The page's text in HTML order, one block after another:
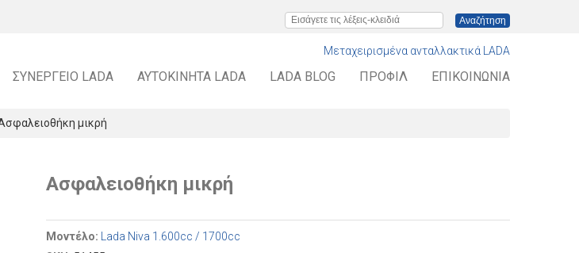
Εισάγετε τις λέξεις-κλειδιά
Μεταχειρισμένα ανταλλακτικά LADA
ΣΥΝΕΡΓΕΊΟ LADA ΑΥΤΟΚΊΝΗΤΑ LADA LADA BLOG ΠΡΟΦΊΛ ΕΠΙΚΟΙΝΩΝΊΑ
μικρή
Ασφαλειοθήκη μικρή
Μοντέλο:
Lada Niva 1.600cc / 1700cc